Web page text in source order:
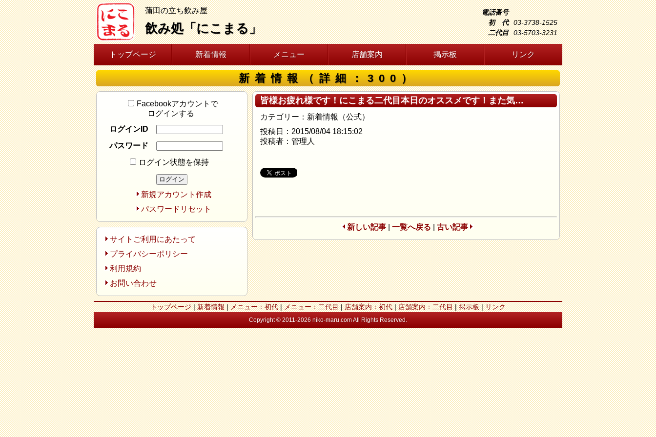
蒲田の立ち飲み屋
飲み処「にこまる」
電話番号
初 代
03-3738-1525
二代目
03-5703-3231
トップページ 新着情報 メニュー 店舗案内 掲示板 リンク
新着情報（詳細：300）
皆様お疲れ様です！にこまる二代目本日のオススメです！また気…
カテゴリー：新着情報（公式）
投稿日：2015/08/04 18:15:02
投稿者：管理人
新しい記事| 一覧へ戻る 古い記事
Facebookアカウントで
ログインする
ログインID
パスワード
ログイン状態を保持
新規アカウント作成
パスワードリセット
サイトご利用にあたって
プライバシーポリシー
利用規約
お問い合わせ
トップページ|新着情報|メニュー：初代|メニュー：二代目|店舗案内：初代|店舗案内：二代目|掲示板|リンク
Copyright © 2011-2026 niko-maru.com All Rights Reserved.